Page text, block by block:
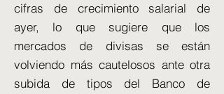
cifras de crecimiento salarial de
ayer, lo que sugiere que los
mercados de divisas se están
volviendo más cautelosos ante otra
subida de tipos del Banco de